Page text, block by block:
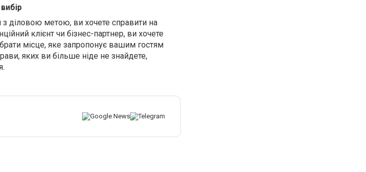
з діловою метою, ви хочете справити на
клієнт чи бізнес-партнер, ви хочете
місце, яке запропонує вашим гостям
яких ви більше ніде не знайдете,